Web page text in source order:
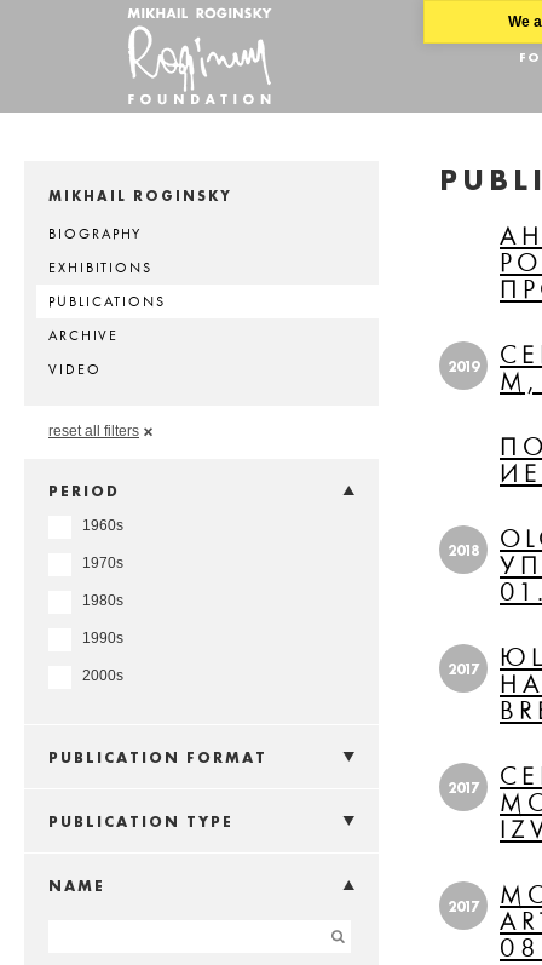
MIKHAIL ROGINSKY
BIOGRAPHY
EXHIBITIONS
PUBLICATIONS
ARCHIVE
VIDEO
reset all filters
PERIOD
1960s
1970s
1980s
1990s
2000s
PUBLICATION FORMAT
PUBLICATION TYPE
NAME
2019
М,
2018
2017
2017
2017
We